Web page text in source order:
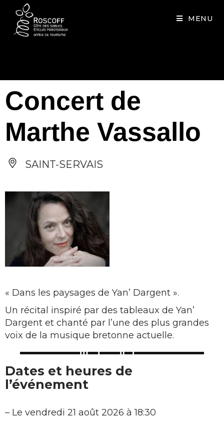
MENU
Concert de
Marthe Vassallo
SAINT-SERVAIS
« Dans les paysages de Yan’ Dargent ».
Un récital inspiré par des tableaux de Yan’
Dargent et chanté par l’une des plus grandes
voix de la musique bretonne actuelle.
Dates et heures de
l’événement
– Le vendredi 21 août 2026 à 18:30
Cookies management panel